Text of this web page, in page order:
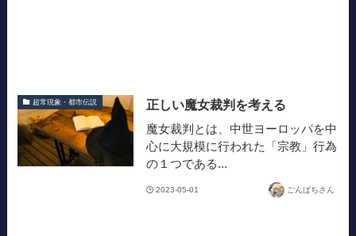
超常現象・都市伝説 正しい魔女裁判を考える
魔女裁判とは、中世ヨーロッパを中
心に大規模に行われた「宗教」行為
の１つである...
2023-05-01 ごんぱちさん